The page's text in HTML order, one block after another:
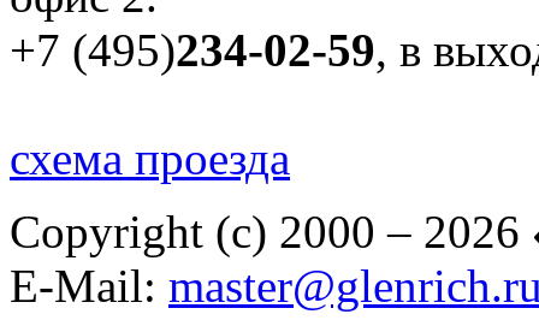
+7 (495)234-02-59, в
схема проезда
Copyright (c) 2000 – 2026
E-Mail: